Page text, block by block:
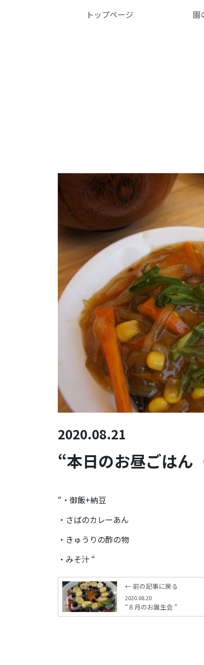
トップページ 園
2020.08.21
“本日のお昼ごはん
“・御飯+納豆
・さばのカレーあん
・きゅうりの酢の物
・みそ汁 “
← 前の記事に戻る
2020.08.20
“８月のお誕生会 “